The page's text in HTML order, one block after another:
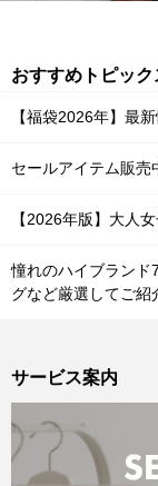
おすすめトピック
【福袋2026年】最
セールアイテム販売
【2026年版】大人
憧れのハイブランド
グなど厳選してご紹
サービス案内